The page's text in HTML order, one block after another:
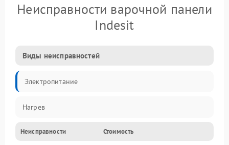
Неисправности варочной панели
Indesit
Виды неисправностей
Электропитание
Нагрев
Неисправности Стоимость